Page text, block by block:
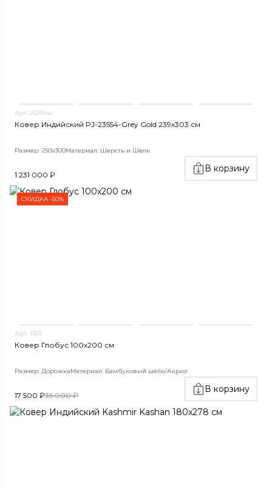
Арт. 2529нш
Ковер Индийский PJ-23554-Grey Gold 239x303 см
Размер: 250x300Материал: Шерсть и Шелк
1 231 000 ₽
В корзину
СКИДКА -50%
Арт. 1353
Ковер Глобус 100х200 см
Размер: ДорожкаМатериал: Бамбуковый шёлк/Акрил
17 500 ₽35 000 ₽
В корзину